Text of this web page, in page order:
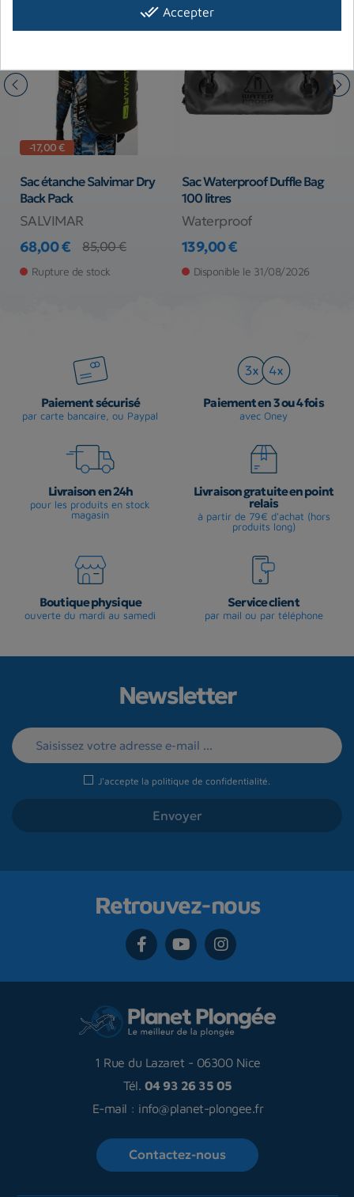
-17,00 €
Sac étanche Salvimar Dry
Back Pack
SALVIMAR
Prix
68,00 €
Prix de base
85,00 €
Rupture de stock
Sac Waterproof Duffle Bag
100 litres
Waterproof
Prix
139,00 €
Disponible le 31/08/2026
Paiement sécurisé
par carte bancaire, ou Paypal
Paiement en 3 ou 4 fois
avec Oney
Livraison en 24h
pour les produits en stock
magasin
Livraison gratuite en point
relais
à partir de 79€ d'achat (hors
produits long)
Boutique physique
ouverte du mardi au samedi
Service client
par mail ou par téléphone
Newsletter
J'accepte la politique de confidentialité
Retrouvez-nous
1 Rue du Lazaret - 06300 Nice
Tél. 04 93 26 35 05
E-mail : info@planet-plongee.fr
Contactez-nous
done_all Accepter